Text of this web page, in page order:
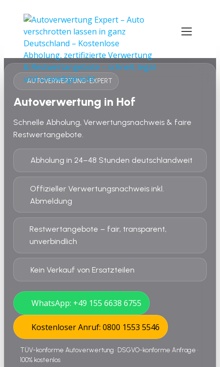
AUTOVERWERTUNG-EXPERT
Autoverwertung in Hof
Schnelle Abholung, Verwertungsnachweis & faire
Restwertangebote.
Abholung in 24–48 Stunden deutschlandweit
Offizieller Verwertungsnachweis inkl.
Abmeldung
Restwertangebote – fair, transparent,
unverbindlich
Kein Verkauf von Ersatzteilen
WhatsApp: +49 155 6638 6755
Kostenloser Anruf: 0800 1553 5546
TÜV-konforme Autoverwertung • DSGVO-konforme Anfrage •
100% kostenlos